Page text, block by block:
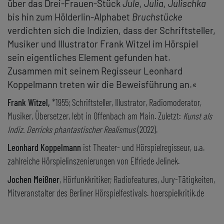
über das Drei-Frauen-Stück Jule, Julia, Julischka
bis hin zum Hölderlin-Alphabet Bruchstücke
verdichten sich die Indizien, dass der Schriftsteller,
Musiker und Illustrator Frank Witzel im Hörspiel
sein eigentliches Element gefunden hat.
Zusammen mit seinem Regisseur Leonhard
Koppelmann treten wir die Beweisführung an.«
Frank Witzel, *1955; Schriftsteller, Illustrator, Radiomoderator,
Musiker, Übersetzer, lebt in Offenbach am Main. Zuletzt: Kunst als
Indiz. Derricks phantastischer Realismus(2022).
Leonhard Koppelmann ist Theater- und Hörspielregisseur, u.a.
zahlreiche Hörspielinszenierungen von Elfriede Jelinek.
Jochen Meißner, Hörfunkkritiker; Radiofeatures, Jury-Tätigkeiten,
Mitveranstalter des Berliner Hörspielfestivals. hoerspielkritik.de